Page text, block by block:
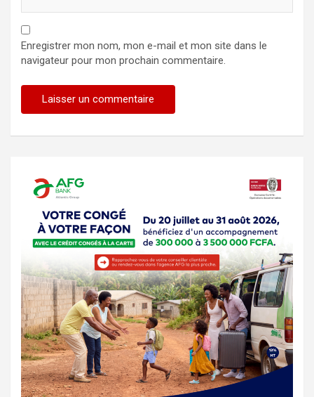
Enregistrer mon nom, mon e-mail et mon site dans le
navigateur pour mon prochain commentaire.